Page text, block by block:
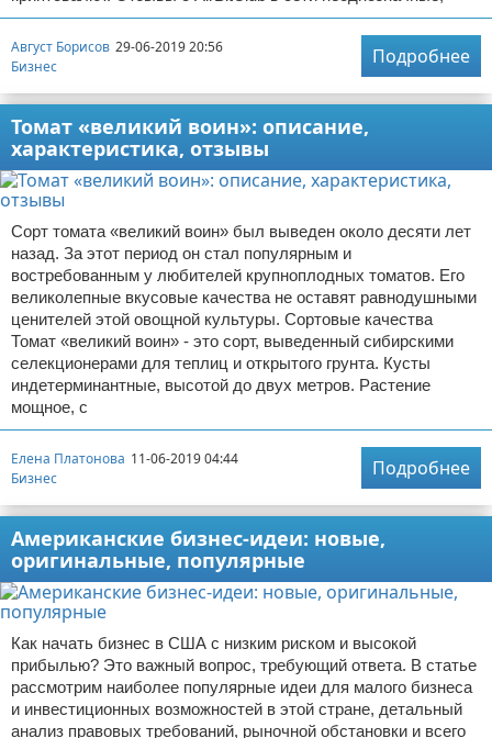
Август Борисов 29-06-2019 20:56
Бизнес
Подробнее
Томат «великий воин»: описание,
характеристика, отзывы
Сорт томата «великий воин» был выведен около десяти лет
назад. За этот период он стал популярным и
востребованным у любителей крупноплодных томатов. Его
великолепные вкусовые качества не оставят равнодушными
ценителей этой овощной культуры. Сортовые качества
Томат «великий воин» - это сорт, выведенный сибирскими
селекционерами для теплиц и открытого грунта. Кусты
индетерминантные, высотой до двух метров. Растение
мощное, с
Елена Платонова 11-06-2019 04:44
Бизнес
Подробнее
Американские бизнес-идеи: новые,
оригинальные, популярные
Как начать бизнес в США с низким риском и высокой
прибылью? Это важный вопрос, требующий ответа. В статье
рассмотрим наиболее популярные идеи для малого бизнеса
и инвестиционных возможностей в этой стране, детальный
анализ правовых требований, рыночной обстановки и всего